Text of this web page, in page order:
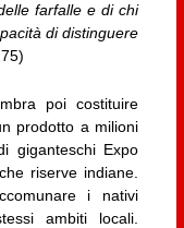
farfalle e di chi
di distinguere
poi costituire
prodotto a milioni
giganteschi Expo
riserve indiane.
i nativi
ambiti locali.